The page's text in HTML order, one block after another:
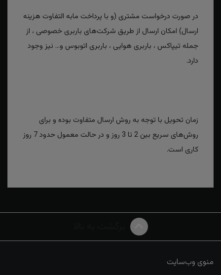
در صورت درخواست مشتری (و با پرداخت مابه التفاوت هزینه
ارسال) امکان ارسال از طریق شرکت‌های باربری خصوصی ، از
جمله تیپاکس ، باربری هوایی ، باربری اتوبوس و... نیز وجود
دارد.
زمان تحویل با توجه به روش ارسال متفاوت بوده و برای
روش‌های سریع بین 2 تا 3 روز و در حالت معمول حدود 7 روز
کاری است.
منوی وب‌سایت